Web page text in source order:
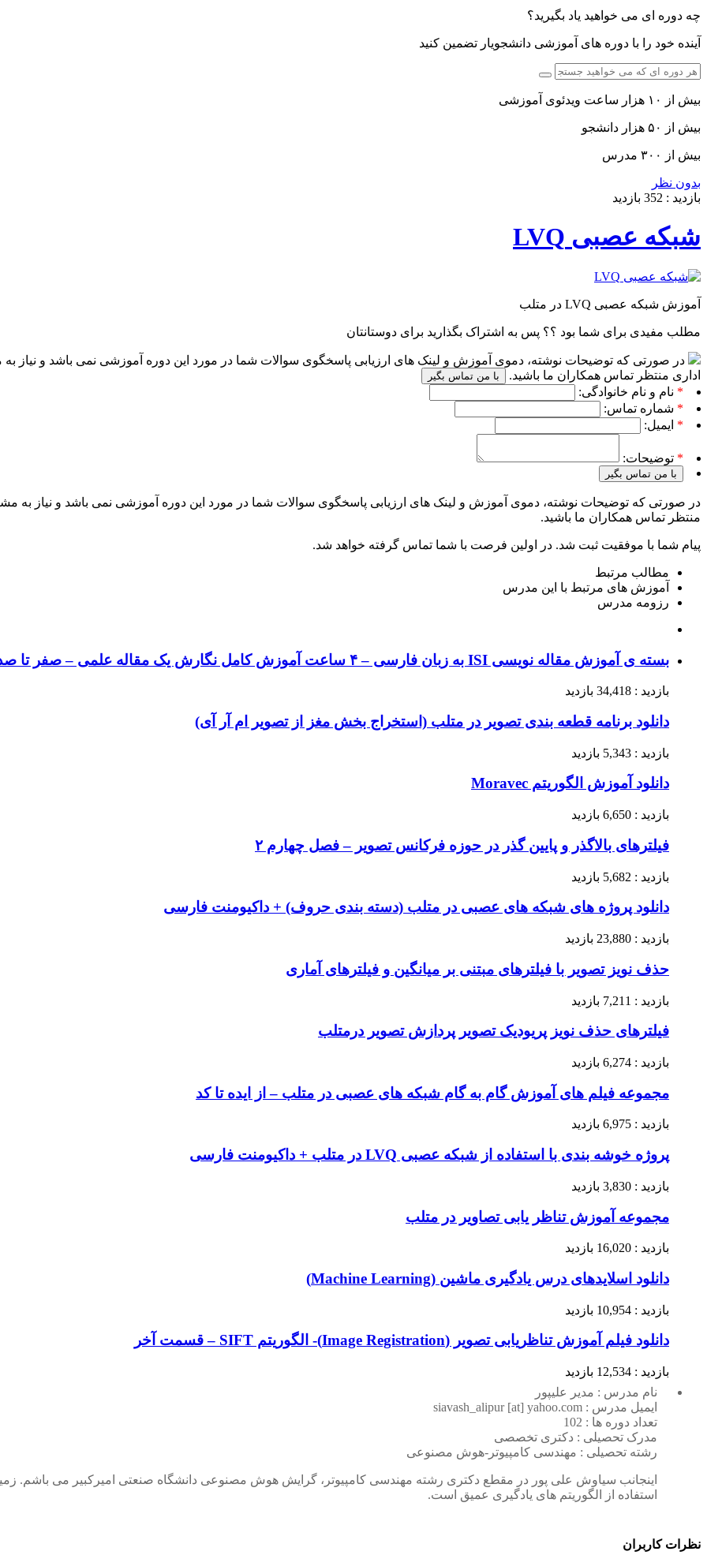
چه دوره ای می خواهید یاد بگیرید؟
آینده خود را با دوره های آموزشی دانشجویار تضمین کنید
بیش از ۱۰ هزار ساعت ویدئوی آموزشی
بیش از ۵۰ هزار دانشجو
بیش از ۳۰۰ مدرس
بدون نظر
بازدید : 352 بازدید
شبکه عصبی LVQ
آموزش شبکه عصبی LVQ در متلب
مطلب مفیدی برای شما بود ؟؟ پس به اشتراک بگذارید برای دوستانتان
در صورتی که توضیحات نوشته، دموی آموزش و لینک های ارزیابی پاسخگوی سوالات شما در مورد این دوره آموزشی نمی باشد و نیاز
اداری منتظر تماس همکاران ما باشید.
با من تماس بگیر
* نام و نام خانوادگی:
* شماره تماس:
* ایمیل:
* توضیحات:
با من تماس بگیر
در صورتی که توضیحات نوشته، دموی آموزش و لینک های ارزیابی پاسخگوی سوالات شما در مورد این دوره آموزشی نمی باشد و نیاز به
منتظر تماس همکاران ما باشید.
پیام شما با موفقیت ثبت شد. در اولین فرصت با شما تماس گرفته خواهد شد.
مطالب مرتبط
آموزش های مرتبط با این مدرس
رزومه مدرس
بسته ی آموزش مقاله نویسی ISI به زبان فارسی – ۴ ساعت آموزش کامل نگارش یک مقاله علمی – صفر تا صد
بازدید : 34,418 بازدید
دانلود برنامه قطعه بندی تصویر در متلب (استخراج بخش مغز از تصویر ام آر آی)
بازدید : 5,343 بازدید
دانلود آموزش الگوریتم Moravec
بازدید : 6,650 بازدید
فیلترهای بالاگذر و پایین گذر در حوزه فرکانس تصویر – فصل چهارم ۲
بازدید : 5,682 بازدید
دانلود پروژه های شبکه های عصبی در متلب (دسته بندی حروف) + داکیومنت فارسی
بازدید : 23,880 بازدید
حذف نویز تصویر با فیلترهای مبتنی بر میانگین و فیلترهای آماری
بازدید : 7,211 بازدید
فیلترهای حذف نویز پریودیک تصویر پردازش تصویر درمتلب
بازدید : 6,274 بازدید
مجموعه فیلم های آموزش گام به گام شبکه های عصبی در متلب – از ایده تا کد
بازدید : 6,975 بازدید
پروژه خوشه بندی با استفاده از شبکه عصبی LVQ در متلب + داکیومنت فارسی
بازدید : 3,830 بازدید
مجموعه آموزش تناظر یابی تصاویر در متلب
بازدید : 16,020 بازدید
دانلود اسلایدهای درس یادگیری ماشین (Machine Learning)
بازدید : 10,954 بازدید
دانلود فیلم آموزش تناظریابی تصویر (Image Registration)- الگوریتم SIFT – قسمت آخر
بازدید : 12,534 بازدید
نام مدرس : مدیر علیپور
ایمیل مدرس : siavash_alipur [at] yahoo.com
تعداد دوره ها : 102
مدرک تحصیلی : دکتری تخصصی
رشته تحصیلی : مهندسی کامپیوتر-هوش مصنوعی
اینجانب سیاوش علی پور در مقطع دکتری رشته مهندسی کامپیوتر، گرایش هوش مصنوعی دانشگاه صنعتی امیرکبیر می باشم.
استفاده از الگوریتم های یادگیری عمیق است.
نظرات کاربران